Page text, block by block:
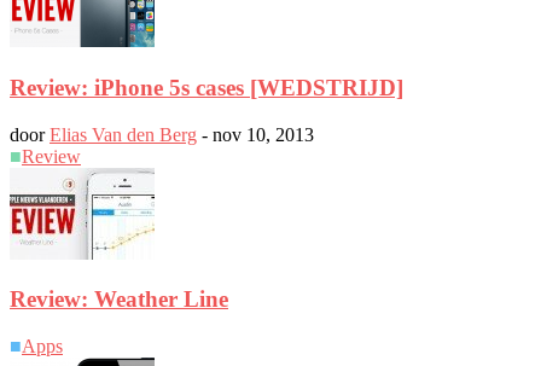
Review: iPhone 5s cases [WEDSTRIJD]
doorElias Van den Berg - nov 10, 2013
■Review
Review: Weather Line
■Apps